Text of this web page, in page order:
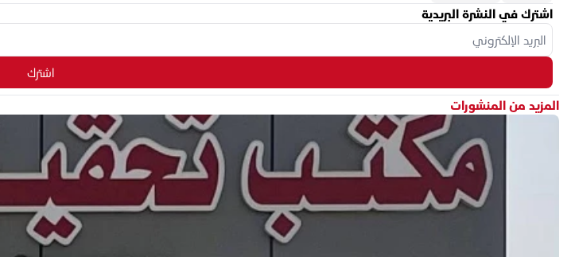
اشترك في النشرة البريدية
اشترك
المزيد من المنشورات